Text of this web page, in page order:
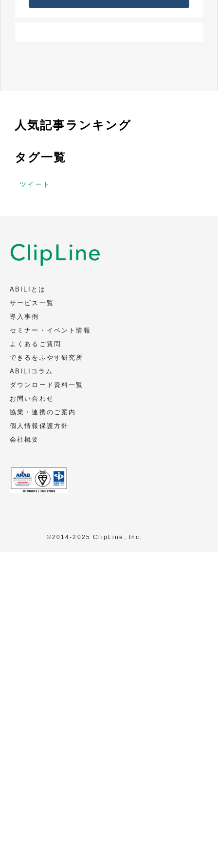
人気記事ランキング
タグ一覧
ツイート
ABILIとは
サービス一覧
導入事例
セミナー・イベント情報
よくあるご質問
できるをふやす研究所
ABILIコラム
ダウンロード資料一覧
お問い合わせ
協業・連携のご案内
個人情報保護方針
会社概要
©2014-2025 ClipLine, Inc.